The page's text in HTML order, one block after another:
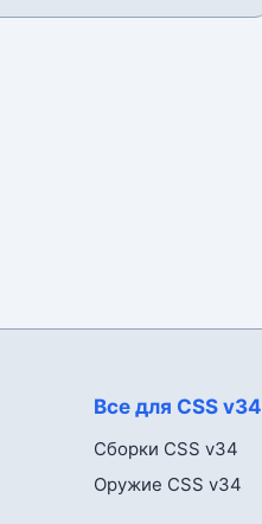
Все для CSS v34
Сборки CSS v34
Оружие CSS v34